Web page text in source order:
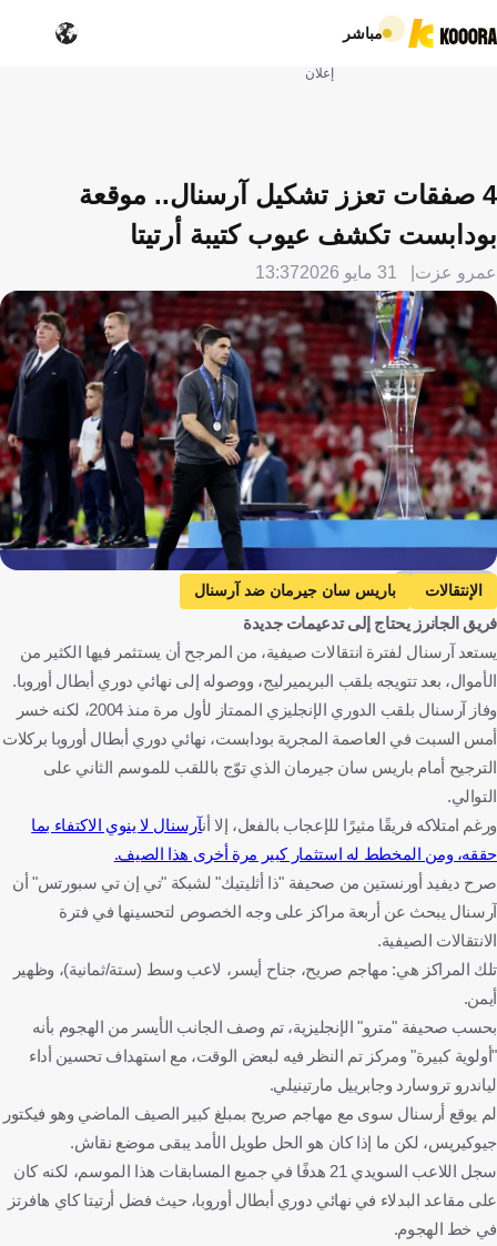
مباشر
إعلان
4 صفقات تعزز تشكيل آرسنال.. موقعة
بودابست تكشف عيوب كتيبة أرتيتا
عمرو عزت 31 مايو 2026 13:37
Getty Images
الإنتقالات
باريس سان جيرمان ضد آرسنال
باريس سان جيرمان
آرسنال
ميكيل آرتيتا
فرنسا إنجلترا هنغاريا إسبانيا كرة قدم
فريق الجانرز يحتاج إلى تدعيمات جديدة
يستعد آرسنال لفترة انتقالات صيفية، من المرجح أن يستثمر فيها الكثير من
الأموال، بعد تتويجه بلقب البريميرليج، ووصوله إلى نهائي دوري أبطال أوروبا.
وفاز آرسنال بلقب الدوري الإنجليزي الممتاز لأول مرة منذ 2004، لكنه خسر
أمس السبت في العاصمة المجرية بودابست، نهائي دوري أبطال أوروبا بركلات
الترجيح أمام باريس سان جيرمان الذي توّج باللقب للموسم الثاني على
التوالي.
ورغم امتلاكه فريقًا مثيرًا للإعجاب بالفعل، إلا أنآرسنال لا ينوي الاكتفاء بما
حققه، ومن المخطط له استثمار كبير مرة أخرى هذا الصيف.
صرح ديفيد أورنستين من صحيفة "ذا أثليتيك" لشبكة "تي إن تي سبورتس" أن
آرسنال يبحث عن أربعة مراكز على وجه الخصوص لتحسينها في فترة
الانتقالات الصيفية.
تلك المراكز هي: مهاجم صريح، جناح أيسر، لاعب وسط (ستة/ثمانية)، وظهير
أيمن.
بحسب صحيفة "مترو" الإنجليزية، تم وصف الجانب الأيسر من الهجوم بأنه
"أولوية كبيرة" ومركز تم النظر فيه لبعض الوقت، مع استهداف تحسين أداء
لياندرو تروسارد وجابرييل مارتينيلي.
لم يوقع أرسنال سوى مع مهاجم صريح بمبلغ كبير الصيف الماضي وهو فيكتور
جيوكيريس، لكن ما إذا كان هو الحل طويل الأمد يبقى موضع نقاش.
سجل اللاعب السويدي 21 هدفًا في جميع المسابقات هذا الموسم، لكنه كان
على مقاعد البدلاء في نهائي دوري أبطال أوروبا، حيث فضل أرتيتا كاي هافرتز
في خط الهجوم.